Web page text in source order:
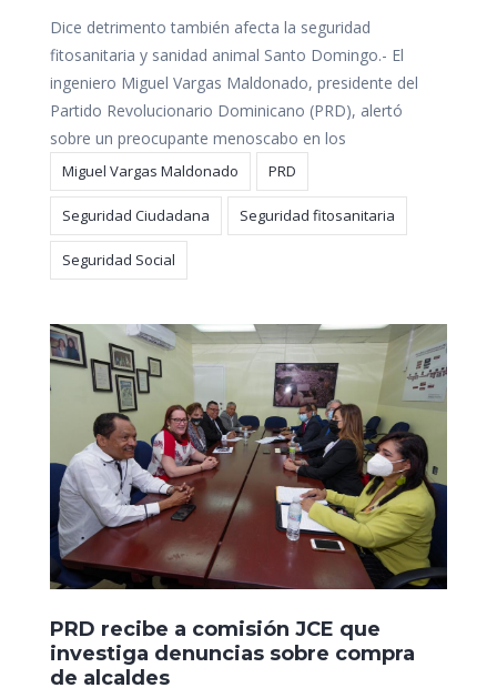
Dice detrimento también afecta la seguridad
fitosanitaria y sanidad animal Santo Domingo.- El
ingeniero Miguel Vargas Maldonado, presidente del
Partido Revolucionario Dominicano (PRD), alertó
sobre un preocupante menoscabo en los
Miguel Vargas Maldonado PRD
Seguridad Ciudadana Seguridad fitosanitaria
Seguridad Social
PRD recibe a comisión JCE que
investiga denuncias sobre compra
de alcaldes